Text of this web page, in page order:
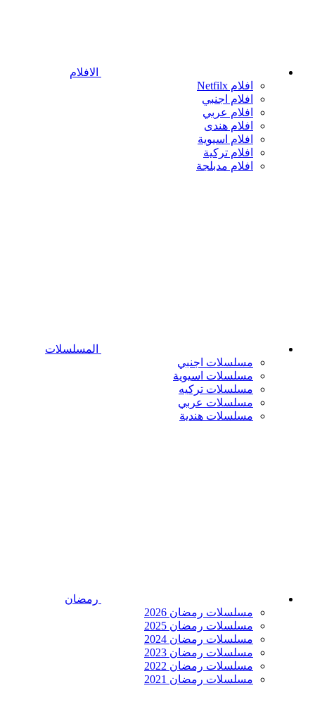
الافلام
افلام Netfilx
افلام اجنبي
افلام عربي
افلام هندى
افلام اسيوية
افلام تركية
افلام مدبلجة
المسلسلات
مسلسلات اجنبي
مسلسلات اسيوية
مسلسلات تركيه
مسلسلات عربي
مسلسلات هندية
رمضان
مسلسلات رمضان 2026
مسلسلات رمضان 2025
مسلسلات رمضان 2024
مسلسلات رمضان 2023
مسلسلات رمضان 2022
مسلسلات رمضان 2021